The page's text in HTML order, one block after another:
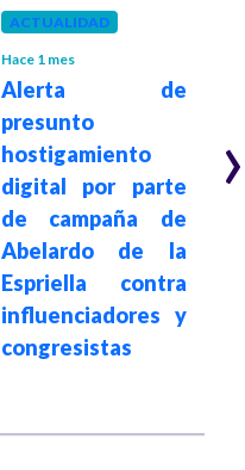
ACTUALIDAD
Hace 1 mes
Alerta de
presunto
hostigamiento
digital por parte
de campaña de
Abelardo de la
Espriella contra
influenciadores y
congresistas
›